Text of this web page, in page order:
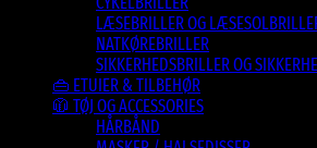
LÆSEBRILLER OG
NATKØREBRILLER
SIKKERHEDSBRILLER OG
👜 ETUIER & TILBEHØR
🧥 TØJ OG ACCESSORIES
HÅRBÅND